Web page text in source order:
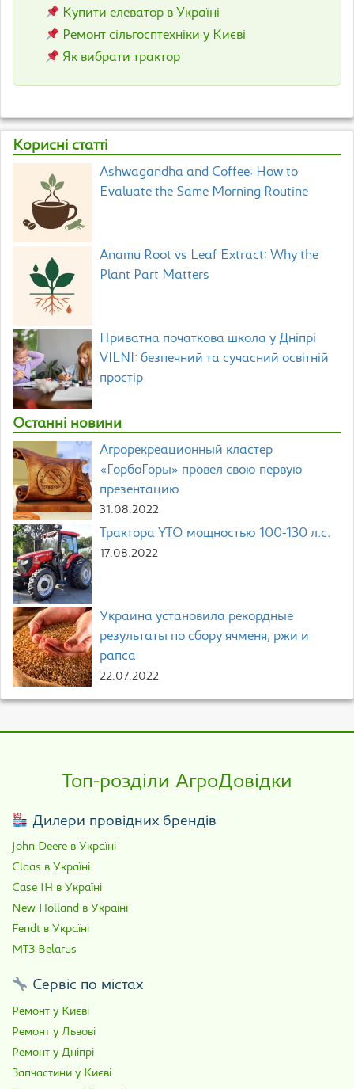
Купити елеватор в Україні
Ремонт сільгосптехніки у Києві
Як вибрати трактор
Корисні статті
Ashwagandha and Coffee: How to
Evaluate the Same Morning Routine
Anamu Root vs Leaf Extract: Why the
Plant Part Matters
Приватна початкова школа у Дніпрі
VILNI: безпечний та сучасний освітній
простір
Останні новини
Агрорекреационный кластер
«ГорбоГоры» провел свою первую
презентацию
31.08.2022
Трактора YTO мощностью 100-130 л.с.
17.08.2022
Украина установила рекордные
результаты по сбору ячменя, ржи и
рапса
22.07.2022
Топ-розділи АгроДовідки
Дилери провідних брендів
John Deere в Україні
Claas в Україні
Case IH в Україні
New Holland в Україні
Fendt в Україні
МТЗ Belarus
Сервіс по містах
Ремонт у Києві
Ремонт у Львові
Ремонт у Дніпрі
Запчастини у Києві